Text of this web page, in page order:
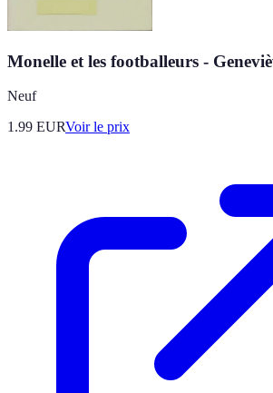
Monelle et les footballeurs -
Neuf
1.99 EURVoir le prix